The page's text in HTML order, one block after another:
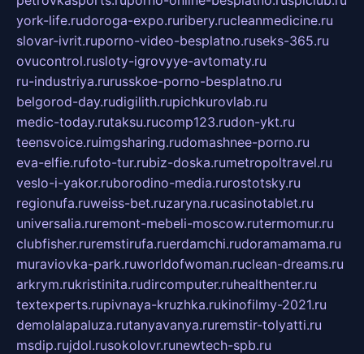
york-life.rudoroga-expo.ruribery.rucleanmedicine.ru
slovar-ivrit.ruporno-video-besplatno.ruseks-365.ru
ovucontrol.rusloty-igrovyye-avtomaty.ru
ru-industriya.rurusskoe-porno-besplatno.ru
belgorod-day.rudigilith.rupichkurovlab.ru
medic-today.rutaksu.rucomp123.rudon-ykt.ru
teensvoice.ruimgsharing.rudomashnee-porno.ru
eva-elfie.rufoto-tur.rubiz-doska.rumetropoltravel.ru
veslo-i-yakor.ruborodino-media.rurostotsky.ru
regionufa.ruweiss-bet.ruzaryna.rucasinotablet.ru
universalia.ruremont-mebeli-moscow.rutermomur.ru
clubfisher.ruremstirufa.ruerdamchi.rudoramamama.ru
muraviovka-park.ruworldofwoman.ruclean-dreams.ru
arkrym.rukristinita.rudircomputer.ruhealthenter.ru
textexperts.rupivnaya-kruzhka.rukinofilmy-2021.ru
demolalapaluza.rutanyavanya.ruremstir-tolyatti.ru
msdip.rujdol.rusokolovr.runewtech-spb.ru